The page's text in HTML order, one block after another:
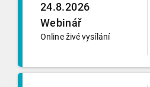
24.8.2026
Webinář
Online živé vysílání